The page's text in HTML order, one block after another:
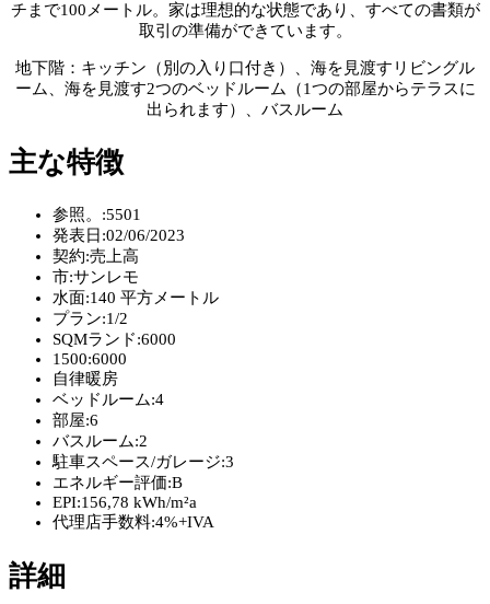
チまで100メートル。家は理想的な状態であり、すべての書類が
取引の準備ができています。
地下階：キッチン（別の入り口付き）、海を見渡すリビングル
ーム、海を見渡す2つのベッドルーム（1つの部屋からテラスに
出られます）、バスルーム
主な特徴
参照。:5501
発表日:02/06/2023
契約:売上高
市:サンレモ
水面:140 平方メートル
プラン:1/2
SQMランド:6000
1500:6000
自律暖房
ベッドルーム:4
部屋:6
バスルーム:2
駐車スペース/ガレージ:3
エネルギー評価:B
EPI:156,78 kWh/m²a
代理店手数料:4%+IVA
詳細